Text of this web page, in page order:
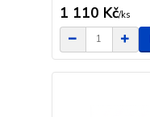
1 110 Kč/ks